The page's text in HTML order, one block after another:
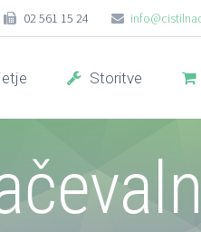
02 561 15 24
Storitve